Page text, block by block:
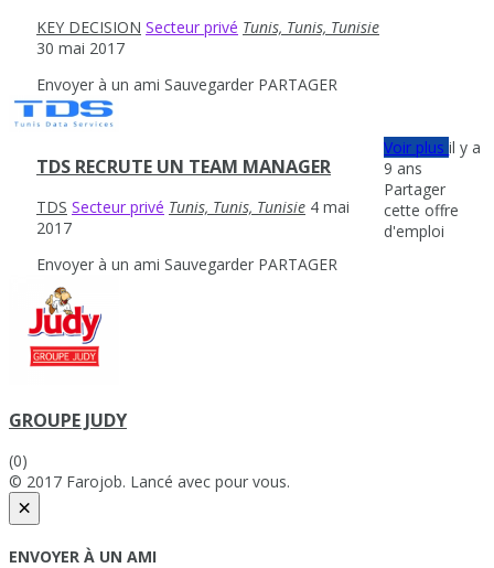
KEY DECISION Secteur privé Tunis, Tunis, Tunisie
30 mai 2017
Envoyer à un ami Sauvegarder PARTAGER
TDS RECRUTE UN TEAM MANAGER
TDS Secteur privé Tunis, Tunis, Tunisie 4 mai
2017
Envoyer à un ami Sauvegarder PARTAGER
Voir plusil y a
9 ans
Partager
cette offre
d'emploi
GROUPE JUDY
(0)
© 2017 Farojob. Lancé avec pour vous.
×
ENVOYER À UN AMI